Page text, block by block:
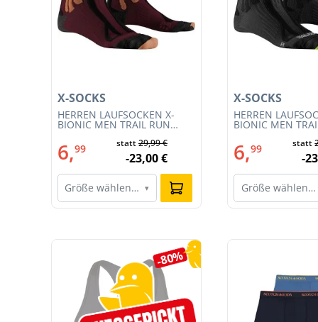
HERREN LAUFSOCKEN X-
BIONIC MEN TRAIL RUN
R019)
X-SOCKS
6,99 statt29,99 €
-23,00 €
Größe wählen… ▾
HERREN
BIONIC MEN
011)
X-SOCKS
6,99 statt
-
Größe wählen…
Produktgalerie überspringen
-80%